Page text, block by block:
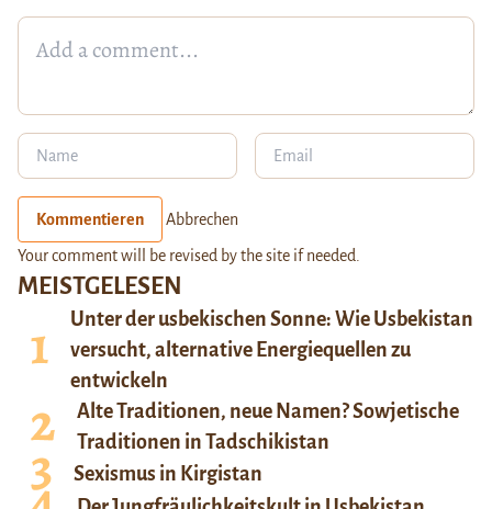
MEISTGELESEN
Unter der usbekischen Sonne: Wie Usbekistan
versucht, alternative Energiequellen zu
entwickeln
Alte Traditionen, neue Namen? Sowjetische
Traditionen in Tadschikistan
Sexismus in Kirgistan
Kommentieren Abbrechen
Your comment will be revised by the site if needed.